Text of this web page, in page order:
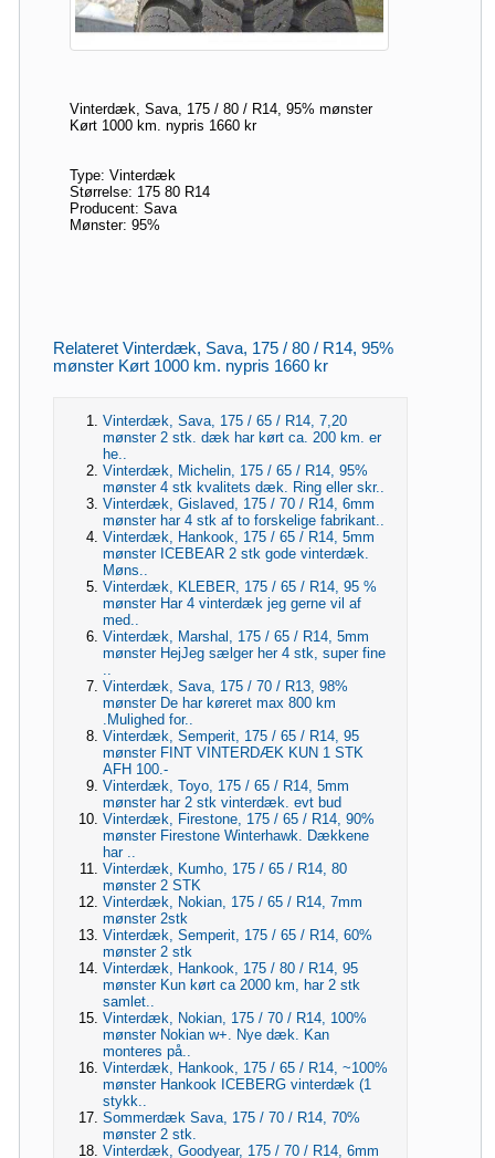
Vinterdæk, Sava, 175 / 80 / R14, 95% mønster
Kørt 1000 km. nypris 1660 kr
Type: Vinterdæk
Størrelse: 175 80 R14
Producent: Sava
Mønster: 95%
Relateret Vinterdæk, Sava, 175 / 80 / R14, 95%
mønster Kørt 1000 km. nypris 1660 kr
Vinterdæk, Sava, 175 / 65 / R14, 7,20
mønster 2 stk. dæk har kørt ca. 200 km. er
he..
Vinterdæk, Michelin, 175 / 65 / R14, 95%
mønster 4 stk kvalitets dæk. Ring eller skr..
Vinterdæk, Gislaved, 175 / 70 / R14, 6mm
mønster har 4 stk af to forskelige fabrikant..
Vinterdæk, Hankook, 175 / 65 / R14, 5mm
mønster ICEBEAR 2 stk gode vinterdæk.
Møns..
Vinterdæk, KLEBER, 175 / 65 / R14, 95 %
mønster Har 4 vinterdæk jeg gerne vil af
med..
Vinterdæk, Marshal, 175 / 65 / R14, 5mm
mønster HejJeg sælger her 4 stk, super fine
Vinterdæk, Sava, 175 / 70 / R13, 98%
mønster De har køreret max 800 km
.Mulighed for..
Vinterdæk, Semperit, 175 / 65 / R14, 95
mønster FINT VINTERDÆK KUN 1 STK
AFH 100.-
Vinterdæk, Toyo, 175 / 65 / R14, 5mm
mønster har 2 stk vinterdæk. evt bud
Vinterdæk, Firestone, 175 / 65 / R14, 90%
mønster Firestone Winterhawk. Dækkene
har ..
Vinterdæk, Kumho, 175 / 65 / R14, 80
mønster 2 STK
Vinterdæk, Nokian, 175 / 65 / R14, 7mm
mønster 2stk
Vinterdæk, Semperit, 175 / 65 / R14, 60%
mønster 2 stk
Vinterdæk, Hankook, 175 / 80 / R14, 95
mønster Kun kørt ca 2000 km, har 2 stk
samlet..
Vinterdæk, Nokian, 175 / 70 / R14, 100%
mønster Nokian w+. Nye dæk. Kan
monteres på..
Vinterdæk, Hankook, 175 / 65 / R14, ~100%
mønster Hankook ICEBERG vinterdæk (1
stykk..
Sommerdæk Sava, 175 / 70 / R14, 70%
mønster 2 stk.
Vinterdæk, Goodyear, 175 / 70 / R14, 6mm